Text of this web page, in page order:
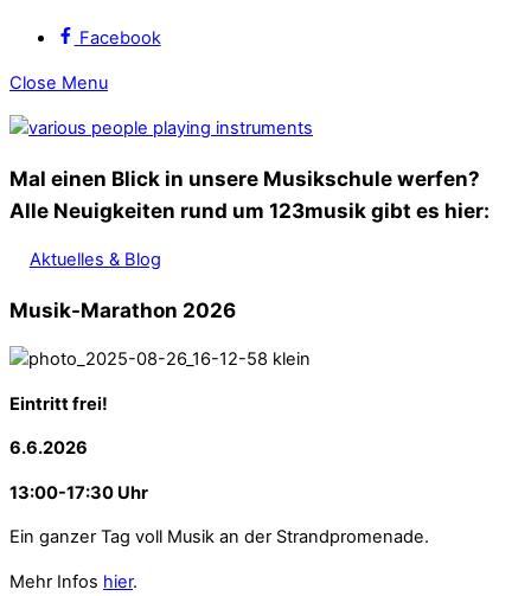
Facebook
Close Menu
Mal einen Blick in unsere Musikschule werfen?
Alle Neuigkeiten rund um 123musik gibt es hier:
Aktuelles & Blog
Musik-Marathon 2026
Eintritt frei!
6.6.2026
13:00-17:30 Uhr
Ein ganzer Tag voll Musik an der Strandpromenade.
Mehr Infos hier.